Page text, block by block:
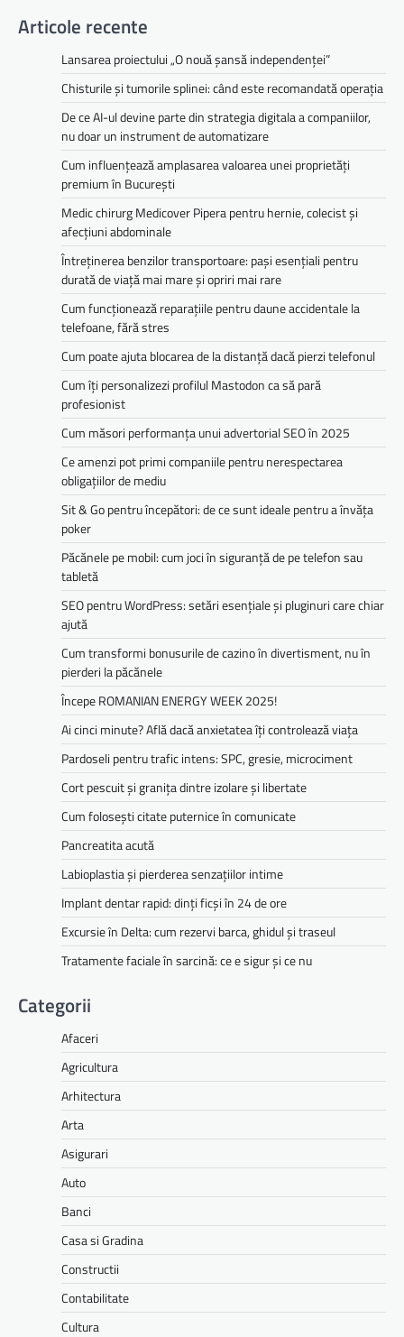
Articole recente
Lansarea proiectului „O nouă șansă independenței”
Chisturile și tumorile splinei: când este recomandată operația
De ce AI-ul devine parte din strategia digitala a companiilor,
nu doar un instrument de automatizare
Cum influențează amplasarea valoarea unei proprietăți
premium în București
Medic chirurg Medicover Pipera pentru hernie, colecist și
afecțiuni abdominale
Întreținerea benzilor transportoare: pași esențiali pentru
durată de viață mai mare și opriri mai rare
Cum funcționează reparațiile pentru daune accidentale la
telefoane, fără stres
Cum poate ajuta blocarea de la distanță dacă pierzi telefonul
Cum îți personalizezi profilul Mastodon ca să pară
profesionist
Cum măsori performanța unui advertorial SEO în 2025
Ce amenzi pot primi companiile pentru nerespectarea
obligațiilor de mediu­­
Sit & Go pentru începători: de ce sunt ideale pentru a învăța
poker
Păcănele pe mobil: cum joci în siguranță de pe telefon sau
tabletă
SEO pentru WordPress: setări esențiale și pluginuri care chiar
ajută
Cum transformi bonusurile de cazino în divertisment, nu în
pierderi la păcănele
Începe ROMANIAN ENERGY WEEK 2025!
Ai cinci minute? Află dacă anxietatea îți controlează viața
Pardoseli pentru trafic intens: SPC, gresie, microciment
Cort pescuit și granița dintre izolare și libertate
Cum folosești citate puternice în comunicate
Pancreatita acută
Labioplastia și pierderea senzațiilor intime
Implant dentar rapid: dinți ficși în 24 de ore
Excursie în Delta: cum rezervi barca, ghidul și traseul
Tratamente faciale în sarcină: ce e sigur și ce nu
Categorii
Afaceri
Agricultura
Arhitectura
Arta
Asigurari
Auto
Banci
Casa si Gradina
Constructii
Contabilitate
Cultura